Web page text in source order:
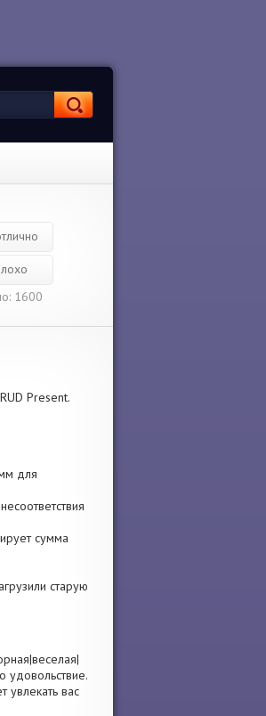
1600
Present.
для
сумма
старую
удовольствие.
увлекать вас